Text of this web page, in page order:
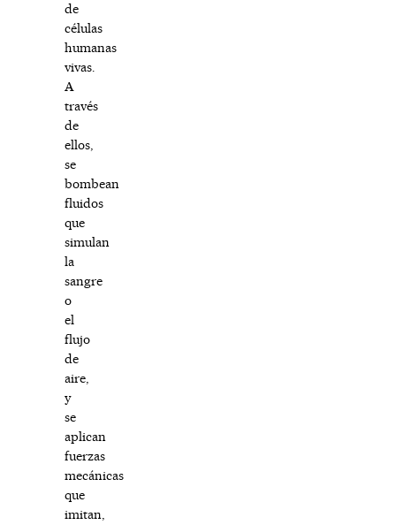
de
células
humanas
vivas.
A
través
de
ellos,
se
bombean
fluidos
que
simulan
la
sangre
o
el
flujo
de
aire,
y
se
aplican
fuerzas
mecánicas
que
imitan,